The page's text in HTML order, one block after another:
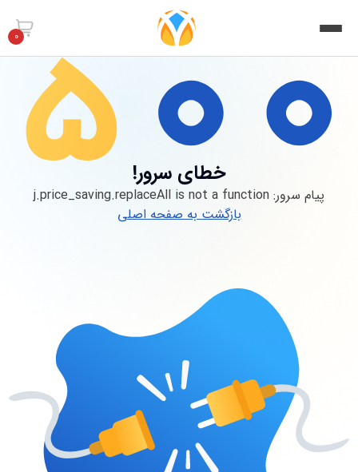
0
خطای سرور!
پیام سرور: j.price_saving.replaceAll is not a function
بازگشت به صفحه اصلی